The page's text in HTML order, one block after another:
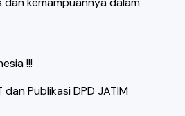
!!!
Publikasi DPD JATIM